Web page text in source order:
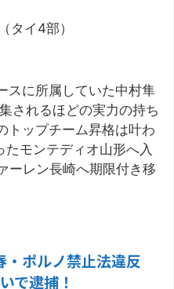
タイ4部）
スに所属していた中村隼
されるほどの実力の持ち
トップチーム昇格は叶わ
モンテディオ山形へ入
ーレン長崎へ期限付き移
ポルノ禁止法違反
で逮捕！